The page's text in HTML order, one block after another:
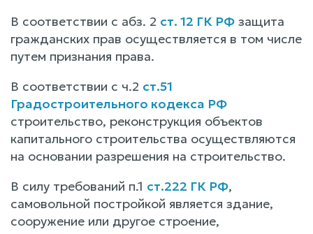
В соответствии с абз. 2 ст. 12 ГК РФ защита
гражданских прав осуществляется в том числе
путем признания права.
В соответствии с ч.2 ст.51
Градостроительного кодекса РФ
строительство, реконструкция объектов
капитального строительства осуществляются
на основании разрешения на строительство.
В силу требований п.1 ст.222 ГК РФ,
самовольной постройкой является здание,
сооружение или другое строение,